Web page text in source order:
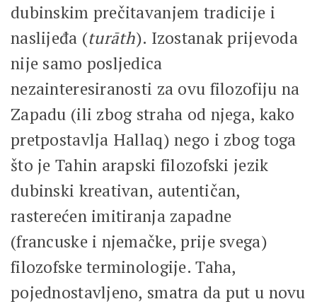
dubinskim prečitavanjem tradicije i
naslijeđa (turāth). Izostanak prijevoda
nije samo posljedica
nezainteresiranosti za ovu filozofiju na
Zapadu (ili zbog straha od njega, kako
pretpostavlja Hallaq) nego i zbog toga
što je Tahin arapski filozofski jezik
dubinski kreativan, autentičan,
rasterećen imitiranja zapadne
(francuske i njemačke, prije svega)
filozofske terminologije. Taha,
pojednostavljeno, smatra da put u novu